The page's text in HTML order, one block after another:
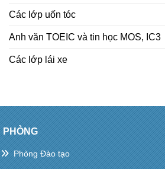
Các lớp uốn tóc
Anh văn TOEIC và tin học MOS, IC3
Các lớp lái xe
PHÒNG
Phòng Đào tạo